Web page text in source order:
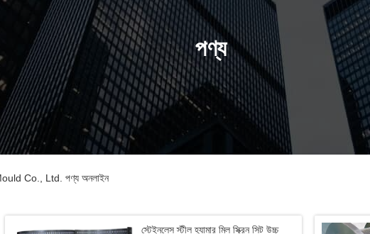
পণ্য
Co., Ltd. পণ্য অনলাইন
স্টেইনলেস স্টীল হ্যামার মিল স্ক্রিন সিট উচ্চ